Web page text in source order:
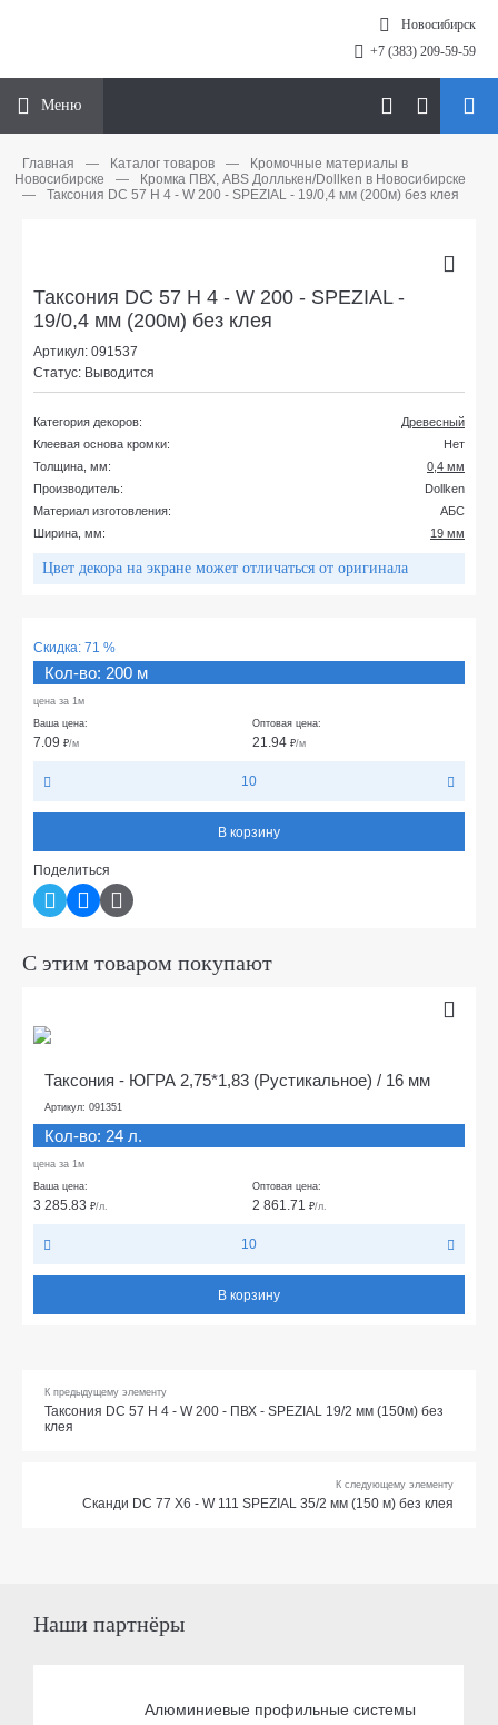
Новосибирск
+7 (383) 209-59-59
Меню
Главная — Каталог товаров —
Кромочные материалы в
Новосибирске
—
Кромка ПВХ, ABS Доллькен/Dollken в Новосибирске
—
Таксония DC 57 H 4 - W 200 - SPEZIAL - 19/0,4 мм (200м) без клея
Таксония DC 57 H 4 - W 200 - SPEZIAL -
19/0,4 мм (200м) без клея
Артикул: 091537
Статус: Выводится
Категория декоров:
Древесный
Клеевая основа кромки:
Нет
Толщина, мм:
0,4 мм
Производитель:
Dollken
Материал изготовления:
АБС
Ширина, мм:
19 мм
Цвет декора на экране может отличаться от оригинала
Скидка: 71 %
Кол-во: 200 м
цена за 1м
Ваша цена:
7.09 ₽/м
Оптовая цена:
21.94 ₽/м
10
В корзину
Поделиться
С этим товаром покупают
Таксония - ЮГРА 2,75*1,83 (Рустикальное) / 16 мм
Артикул: 091351
Кол-во: 24 л.
цена за 1м
Ваша цена:
3 285.83 ₽/л.
Оптовая цена:
2 861.71 ₽/л.
10
В корзину
К предыдущему элементу
Таксония DC 57 H 4 - W 200 - ПВХ - SPEZIAL 19/2 мм (150м) без
клея
К следующему элементу
Сканди DC 77 Х6 - W 111 SPEZIAL 35/2 мм (150 м) без клея
Наши партнёры
Алюминиевые профильные системы